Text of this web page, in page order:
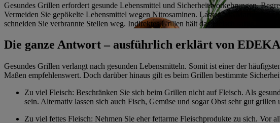
Gesundes Grillen erfordert gesunde Lebensmittel und Sicherheitsvorkehrungen.
Vermeiden Sie gepökelte Lebensmittel wegen Nitrosaminen. Lassen Sie
schneiden Sie verbrannte Stellen weg. Indirektes Grillen hält das Fleisch saftig.
Die ganze Antwort – ausführlich erklärt von EDEKA
Gesundes Grillen verlangt nach gesunden Lebensmitteln. Somit ist einer der
Maßen empfehlenswert. Doch darüber hinaus gilt es beim Grillen bestimmte
Zu viel Fleisch: Beschränken Sie sich beim Grillen nicht auf Fleisch. Als
sein. Alternativ lassen sich auch Fisch, Gemüse und sogar Obst sehr gut
Zu viel fettes Fleisch: Nehmen Sie eher fettarme Fleischprodukte zu sich. Vor